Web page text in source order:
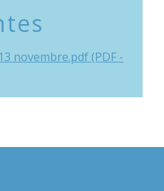
novembre.pdf (PDF -